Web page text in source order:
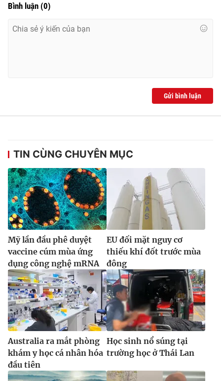
cấp ngày 29/12/2023
® Cấm sao chép dưới mọi hình thức nếu không có sự chấp
thuận bằng văn bản. Ghi rõ nguồn VTV.vn khi phát hành lại
thông tin từ website này.
Bình luận (0)
Gửi bình luận
TIN CÙNG CHUYÊN MỤC
Mỹ lần đầu phê duyệt
vaccine cúm mùa ứng
dụng công nghệ mRNA
EU đối mặt nguy cơ
thiếu khí đốt trước mùa
đông
Australia ra mắt phòng
khám y học cá nhân hóa
đầu tiên
Học sinh nổ súng tại
trường học ở Thái Lan